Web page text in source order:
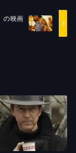
の映画